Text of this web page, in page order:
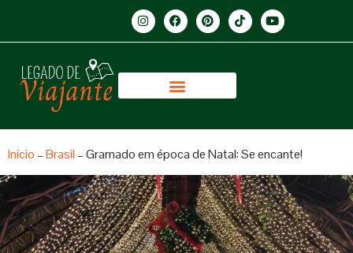
Início –Brasil –Gramado em época de Natal: Se encante!